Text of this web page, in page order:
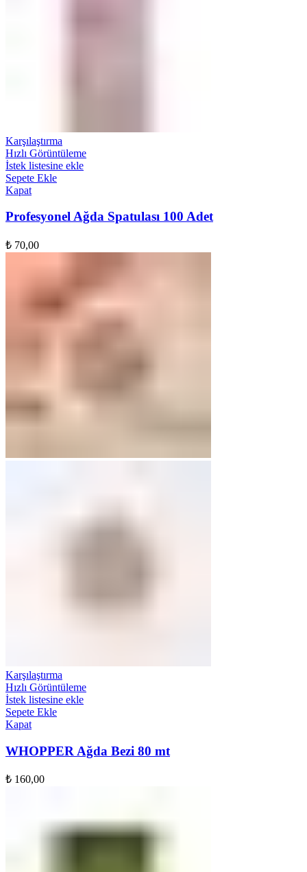
Karşılaştırma
Hızlı Görüntüleme
İstek listesine ekle
Sepete Ekle
Kapat
Profesyonel Ağda Spatulası 100 Adet
₺ 70,00
Karşılaştırma
Hızlı Görüntüleme
İstek listesine ekle
Sepete Ekle
Kapat
WHOPPER Ağda Bezi 80 mt
₺ 160,00